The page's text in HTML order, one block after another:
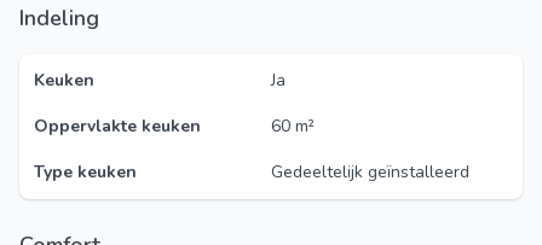
Indeling
Keuken
Ja
Oppervlakte keuken
60 m²
Type keuken
Gedeeltelijk geïnstalleerd